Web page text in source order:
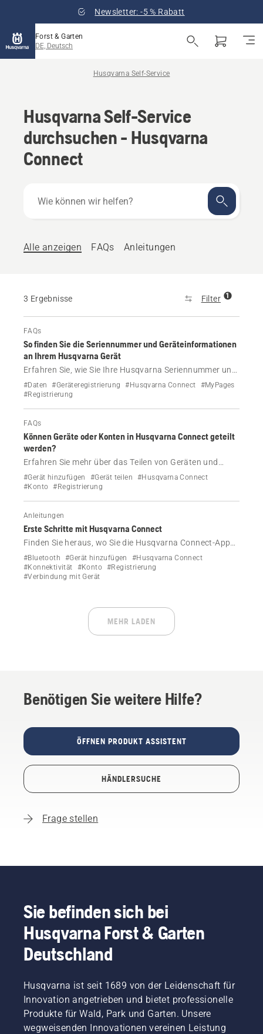
Newsletter: -5 % Rabatt
Forst & Garten
DE, Deutsch
Husqvarna Self-Service
Husqvarna Self-Service
durchsuchen - Husqvarna
Connect
können
Alle anzeigen
FAQs Anleitungen
3 Ergebnisse Filter 1
FAQs
So finden Sie die Seriennummer und Geräteinformationen
an Ihrem Husqvarna Gerät
Erfahren Sie, wie Sie Ihre Husqvarna Seriennummer und
die Produktnummer (PNC) finden, wo sich das Schild
befindet und wie Sie auf diese Weise Teile oder
#Daten #Geräteregistrierung #Husqvarna Connect
#MyPages
#Registrierung
FAQs
Können Geräte oder Konten in Husqvarna Connect geteilt
werden?
Erfahren Sie mehr über das Teilen von Geräten und
Konten mit Husqvarna Connect.
#Gerät hinzufügen #Gerät teilen
#Husqvarna Connect
#Konto
#Registrierung
Anleitungen
Erste Schritte mit Husqvarna Connect
Finden Sie heraus, wo Sie die Husqvarna Connect-App
finden und wie Sie sich anmelden.
#Bluetooth #Gerät hinzufügen
#Husqvarna Connect
#Konnektivität
#Konto #Registrierung
#Verbindung mit Gerät
MEHR LADEN
Benötigen Sie weitere Hilfe?
ÖFFNEN PRODUKT ASSISTENT
HÄNDLERSUCHE
Frage stellen
Sie befinden sich bei
Husqvarna Forst & Garten
Deutschland
Husqvarna ist seit 1689 von der Leidenschaft für
Innovation angetrieben und bietet professionelle
Produkte für Wald, Park und Garten. Unsere
wegweisenden Innovationen vereinen Leistung